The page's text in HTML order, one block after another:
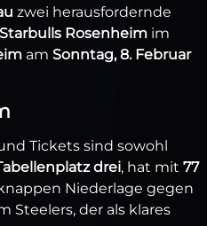
zwei herausfordernde
Starbulls Rosenheim im
am Sonntag, 8. Februar
Tickets sind sowohl
drei, hat mit 77
Niederlage gegen
Steelers, der als klares